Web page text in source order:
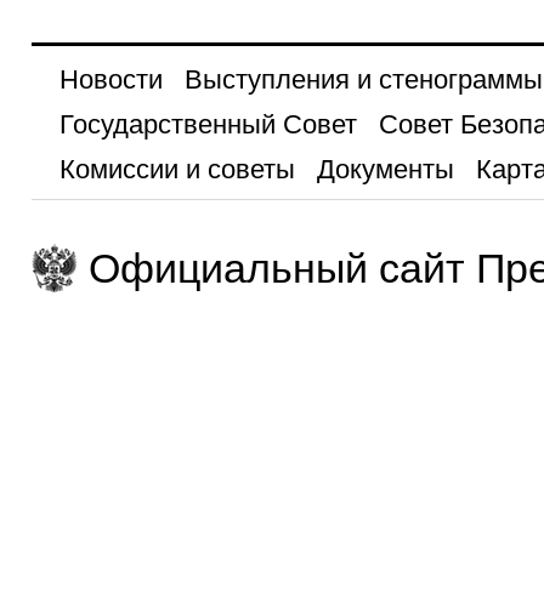
Новости
Выступления и стенограммы
Государственный Совет
Совет
Комиссии и советы
Документы
Официальный сайт